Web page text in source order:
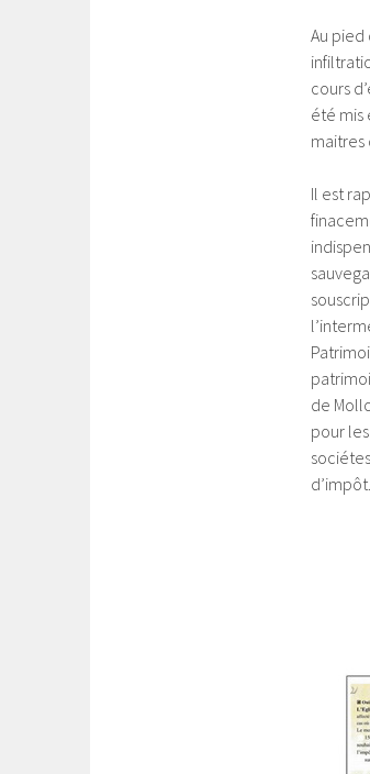
Au pied
cours
été mis
maitres
Il est
de
pour
d’impôt.